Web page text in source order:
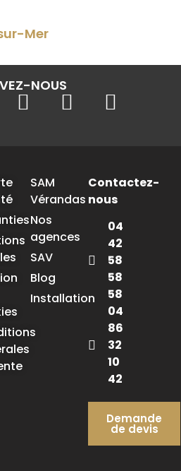
Mer
NOUS
SAM
Vérandas
Nos
agences
SAV
Blog
Installation
Contactez-
nous
04
42
58
58
58
04
86
32
10
42
Demande
de devis